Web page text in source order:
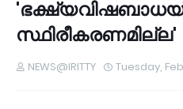
സ്ഥിരീകരണമില്ല'
NEWS@IRITTY Tuesday,